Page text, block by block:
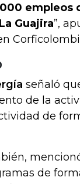
empleos
Guajira”,
señaló
de la
de
de